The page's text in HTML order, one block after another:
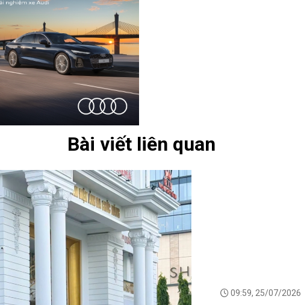
Bài viết liên quan
09:59, 25/07/2026